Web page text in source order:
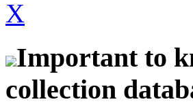
X
Important to
collection